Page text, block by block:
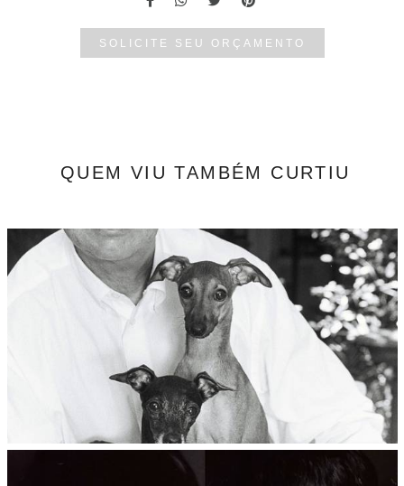
SOLICITE SEU ORÇAMENTO
QUEM VIU TAMBÉM CURTIU